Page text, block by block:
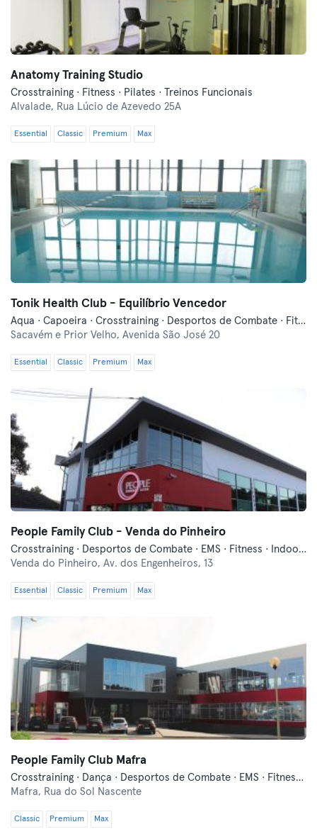
Anatomy Training Studio
Crosstraining · Fitness · Pilates · Treinos Funcionais
Alvalade, Rua Lúcio de Azevedo 25A
Essential Classic Premium Max
Tonik Health Club - Equilíbrio Vencedor
Aqua · Capoeira · Crosstraining · Desportos de Combate · Fitness · Indoor Cycling · Natação · Pilates · Treinos Funcionais · Yoga
Sacavém e Prior Velho, Avenida São José 20
Essential Classic Premium Max
People Family Club - Venda do Pinheiro
Crosstraining · Desportos de Combate · EMS · Fitness · Indoor Cycling · Pilates · Yoga
Venda do Pinheiro, Av. dos Engenheiros, 13
Essential Classic Premium Max
People Family Club Mafra
Crosstraining · Dança · Desportos de Combate · EMS · Fitness · Indoor Cycling · Natação · Pilates · Yoga
Mafra, Rua do Sol Nascente
Classic Premium Max